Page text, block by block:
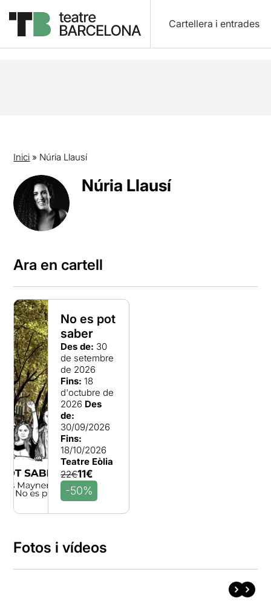
Cartellera i entrades
Inici » Núria Llausí
Núria Llausí
Ara en cartell
No es pot
saber
Des de: 30
de setembre
de 2026
Fins: 18
d'octubre de
2026 Des
de:
30/09/2026
Fins:
18/10/2026
Teatre Eòlia
22€11€
-50%
Fotos i vídeos